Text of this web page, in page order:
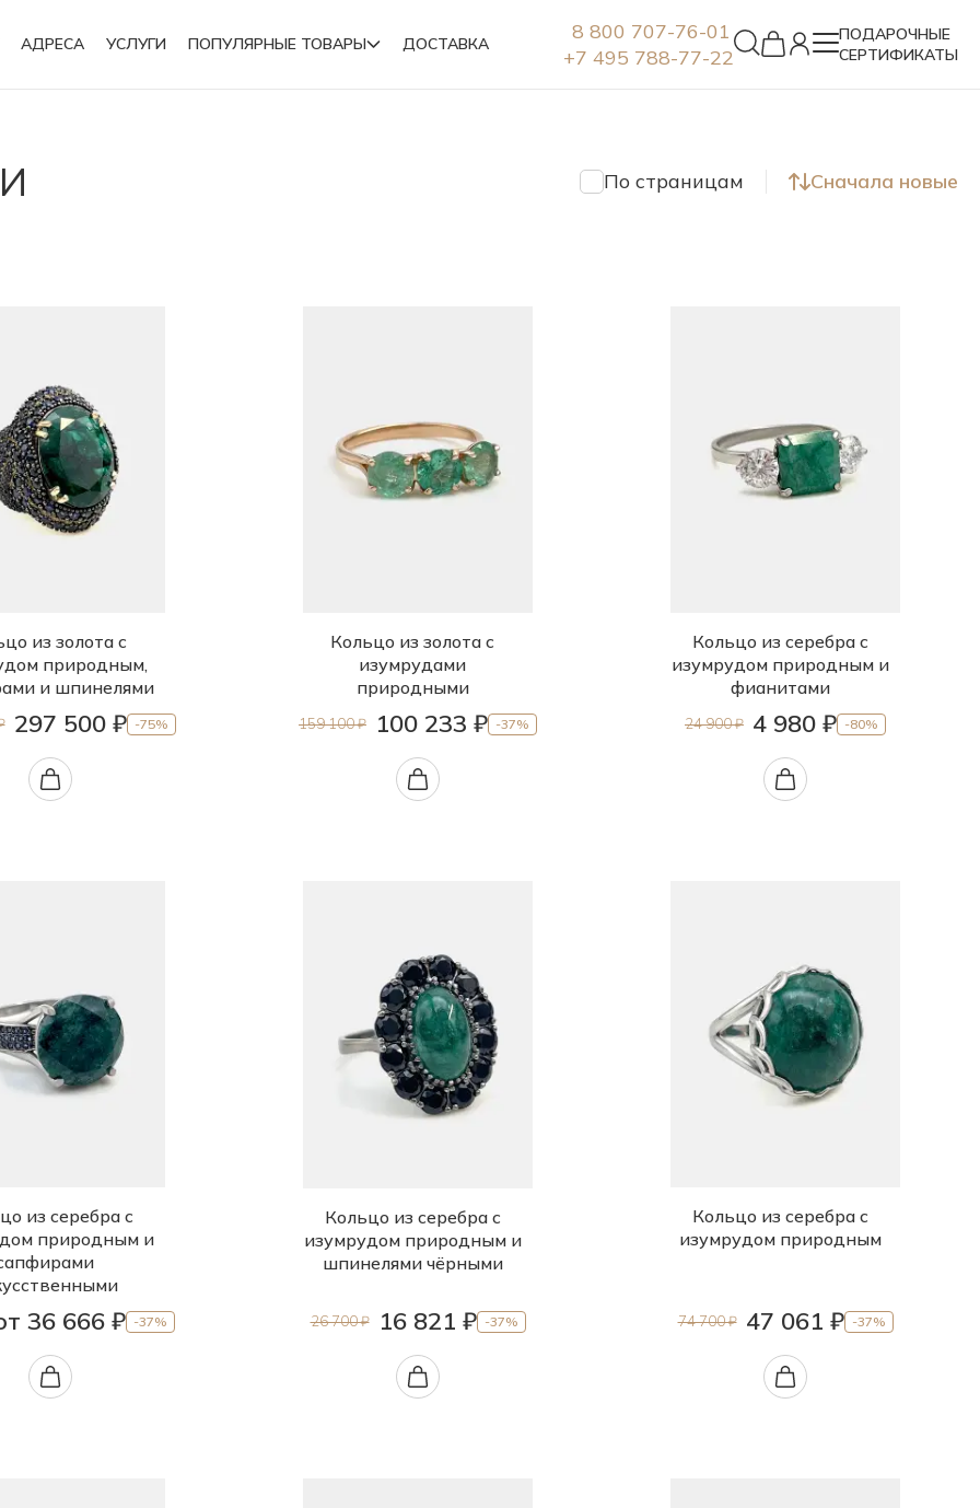
АДРЕСА УСЛУГИ ПОПУЛЯРНЫЕ ТОВАРЫ ДОСТАВКА
8 800 707-76-01
+7 495 788-77-22
ПОДАРОЧНЫЕ
СЕРТИФИКАТЫ
По страницам Сначала новые
из золота с
природным,
и шпинелями
297 500 ₽ -75%
Кольцо из золота с
изумрудами
природными
159 100 ₽ 100 233 ₽ -37%
Кольцо из серебра с
изумрудом природным и
фианитами
24 900 ₽ 4 980 ₽ -80%
из серебра с
природным и
36 666 ₽ -37%
Кольцо из серебра с
изумрудом природным и
шпинелями чёрными
26 700 ₽ 16 821 ₽ -37%
Кольцо из серебра с
изумрудом природным
74 700 ₽ 47 061 ₽ -37%